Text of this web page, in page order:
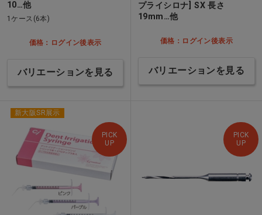
10…他
1ケース(6本)
価格：ログイン後表示
バリエーションを見る
プライシロナ] SX 長さ
19mm…他
価格：ログイン後表示
バリエーションを見る
PICK
UP
新大阪SR展示
PICK
UP